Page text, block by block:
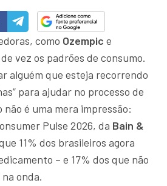
como Ozempic e
vez os padrões de consumo.
alguém que esteja recorrendo
para ajudar no processo de
não é uma mera impressão:
Pulse 2026, da Bain &
11% dos brasileiros agora
– e 17% dos que não
onda.